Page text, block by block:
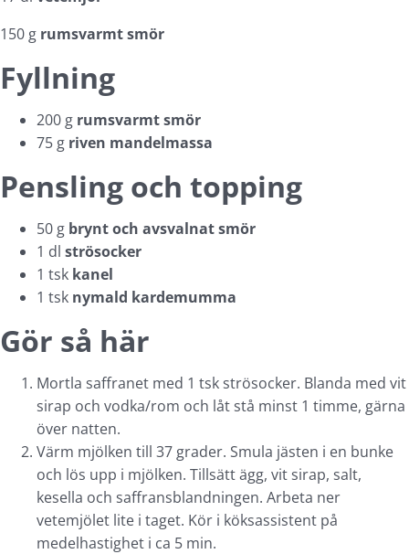
150 g rumsvarmt smör
Fyllning
200 g rumsvarmt smör
75 g riven mandelmassa
Pensling och topping
50 g brynt och avsvalnat smör
1 dl strösocker
1 tsk kanel
1 tsk nymald kardemumma
Gör så här
Mortla saffranet med 1 tsk strösocker. Blanda med vit
sirap och vodka/rom och låt stå minst 1 timme, gärna
över natten.
Värm mjölken till 37 grader. Smula jästen i en bunke
och lös upp i mjölken. Tillsätt ägg, vit sirap, salt,
kesella och saffransblandningen. Arbeta ner
vetemjölet lite i taget. Kör i köksassistent på
medelhastighet i ca 5 min.